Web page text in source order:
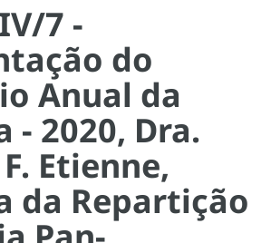
7 -
do
Anual da
- 2020, Dra.
Etienne,
da Repartição